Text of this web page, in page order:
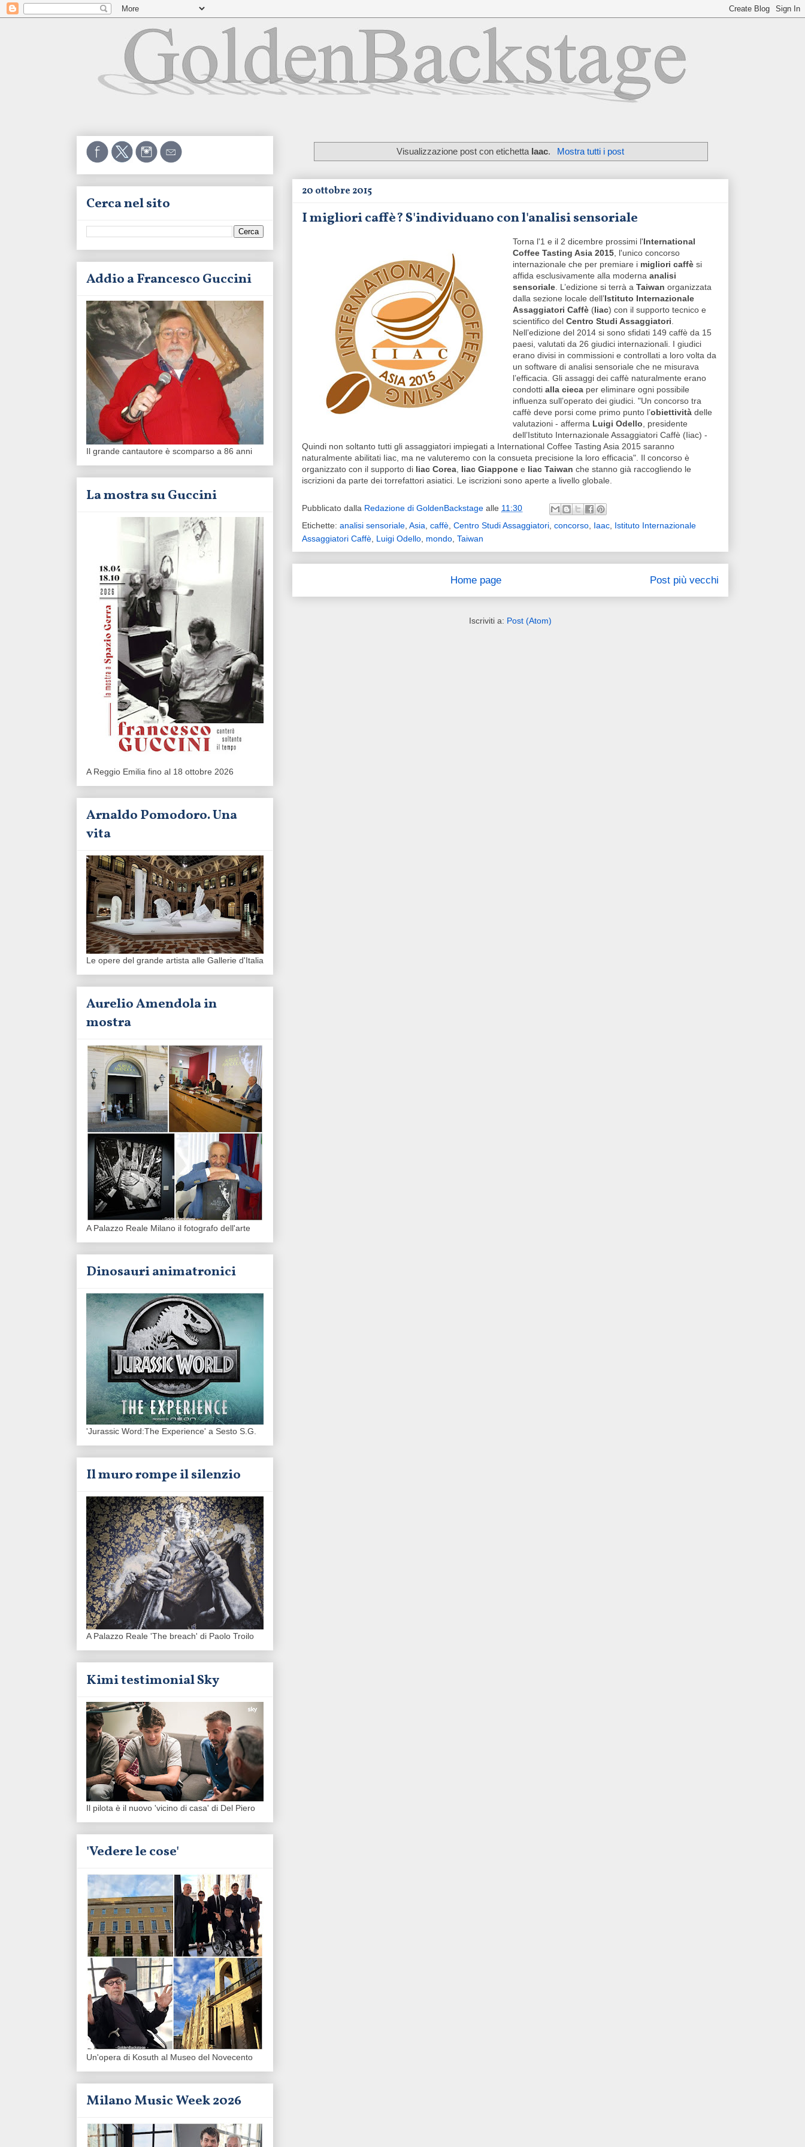
Visualizzazione post con etichetta Iaac. Mostra tutti i post
20 ottobre 2015
I migliori caffè? S'individuano con l'analisi sensoriale
Torna l'1 e il 2 dicembre prossimi l'International
Coffee Tasting Asia 2015, l'unico concorso
internazionale che per premiare i migliori caffè si
affida esclusivamente alla moderna analisi
sensoriale. L’edizione si terrà a Taiwan organizzata
dalla sezione locale dell’Istituto Internazionale
Assaggiatori Caffè (Iiac) con il supporto tecnico e
scientifico del Centro Studi Assaggiatori.
Nell’edizione del 2014 si sono sfidati 149 caffè da 15
paesi, valutati da 26 giudici internazionali. I giudici
erano divisi in commissioni e controllati a loro volta da
un software di analisi sensoriale che ne misurava
l’efficacia. Gli assaggi dei caffè naturalmente erano
condotti alla cieca per eliminare ogni possibile
influenza sull’operato dei giudici. "Un concorso tra
caffè deve porsi come primo punto l’obiettività delle
valutazioni - afferma Luigi Odello, presidente
dell’Istituto Internazionale Assaggiatori Caffè (Iiac) -
Quindi non soltanto tutti gli assaggiatori impiegati a International Coffee Tasting Asia 2015 saranno
naturalmente abilitati Iiac, ma ne valuteremo con la consueta precisione la loro efficacia". Il concorso è
organizzato con il supporto di Iiac Corea, Iiac Giappone e Iiac Taiwan che stanno già raccogliendo le
iscrizioni da parte dei torrefattori asiatici. Le iscrizioni sono aperte a livello globale.
Pubblicato dalla Redazione di GoldenBackstage alle 11:30
Etichette: analisi sensoriale, Asia, caffè, Centro Studi Assaggiatori, concorso, Iaac, Istituto Internazionale
Assaggiatori Caffè, Luigi Odello, mondo, Taiwan
Post più vecchi
Home page
Iscriviti a: Post (Atom)
Cerca nel sito
Addio a Francesco Guccini
Il grande cantautore è scomparso a 86 anni
La mostra su Guccini
A Reggio Emilia fino al 18 ottobre 2026
Arnaldo Pomodoro. Una
vita
Le opere del grande artista alle Gallerie d'Italia
Aurelio Amendola in
mostra
A Palazzo Reale Milano il fotografo dell'arte
Dinosauri animatronici
'Jurassic Word:The Experience' a Sesto S.G.
Il muro rompe il silenzio
A Palazzo Reale 'The breach' di Paolo Troilo
Kimi testimonial Sky
Il pilota è il nuovo 'vicino di casa' di Del Piero
'Vedere le cose'
Un'opera di Kosuth al Museo del Novecento
Milano Music Week 2026